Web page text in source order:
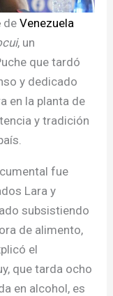
deVenezuela
, un
que tardó
y dedicado
en la planta de
y tradición
fue
Lara y
subsistiendo
de alimento,
el
que tarda ocho
en alcohol, es